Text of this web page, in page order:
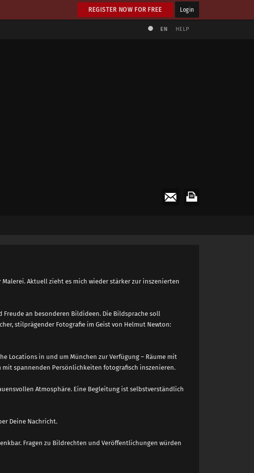
REGISTER NOW FOR FREE Login
EN HELP
Aktuell zieht es mich wieder stärker zur inszenierten
an besonderen Bildideen. Die Bildsprache soll
stilprägender Fotografie im Geist von Helmut Newton:
Locations in und um München zur Verfügung – Räume mit
mit spannenden Persönlichkeiten fotografisch inszenieren.
Atmosphäre. Eine Begleitung ist selbstverständlich
Deine Nachricht.
Fragen zu Bildrechten und Veröffentlichungen würden